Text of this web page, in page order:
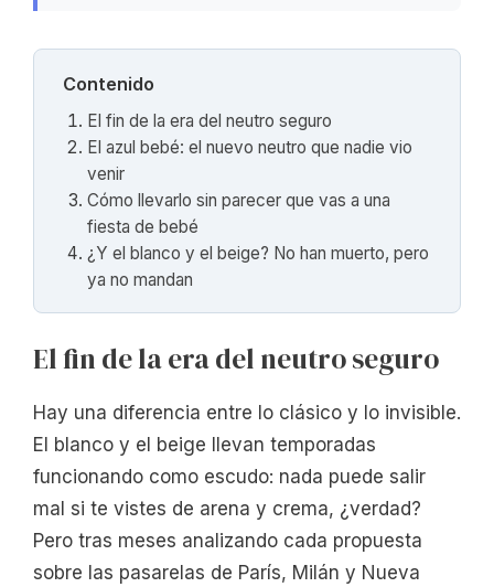
Contenido
El fin de la era del neutro seguro
El azul bebé: el nuevo neutro que nadie vio
venir
Cómo llevarlo sin parecer que vas a una
fiesta de bebé
¿Y el blanco y el beige? No han muerto, pero
ya no mandan
El fin de la era del neutro seguro
Hay una diferencia entre lo clásico y lo invisible.
El blanco y el beige llevan temporadas
funcionando como escudo: nada puede salir
mal si te vistes de arena y crema, ¿verdad?
Pero tras meses analizando cada propuesta
sobre las pasarelas de París, Milán y Nueva